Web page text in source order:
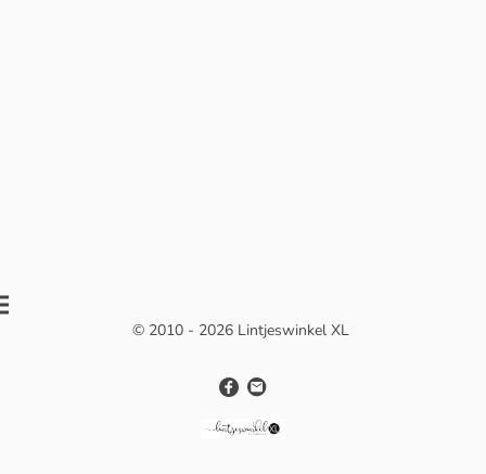
© 2010 - 2026 Lintjeswinkel XL